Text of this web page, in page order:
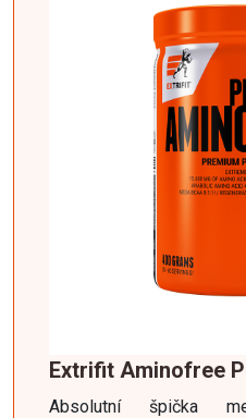
Extrifit Aminofree
Absolutní špička